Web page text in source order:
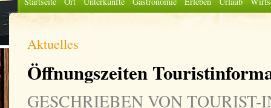
Aktuelles
Öffnungszeiten
GESCHRIEBEN VON TOURIST-